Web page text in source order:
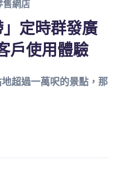
售網店
定時群發廣
戶使用體驗
超過一萬呎的景點，那